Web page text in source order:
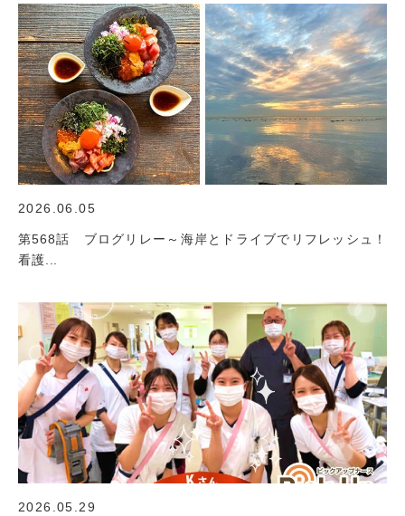
2026.06.05
第568話 ブログリレー～海岸とドライブでリフレッシュ！
看護...
2026.05.29